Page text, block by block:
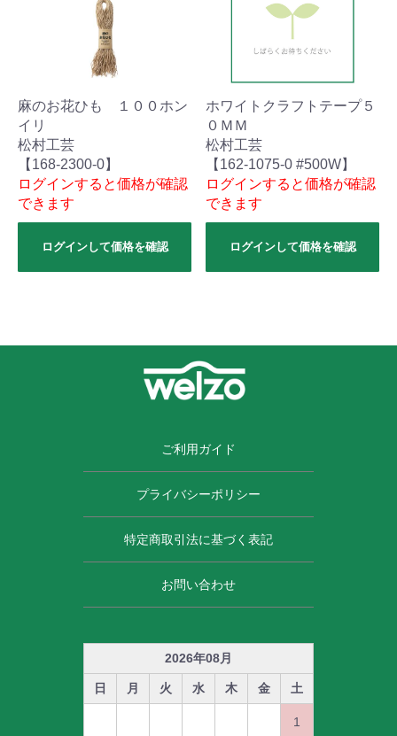
麻のお花ひも １００ホン
イリ
松村工芸
【168-2300-0】
ログインすると価格が確認
できます
ログインして価格を確認
ホワイトクラフトテープ５
０ＭＭ
松村工芸
【162-1075-0 #500W】
ログインすると価格が確認
できます
ログインして価格を確認
ご利用ガイド
プライバシーポリシー
特定商取引法に基づく表記
お問い合わせ
2026年08月
日 月 火 水 木 金 土
1